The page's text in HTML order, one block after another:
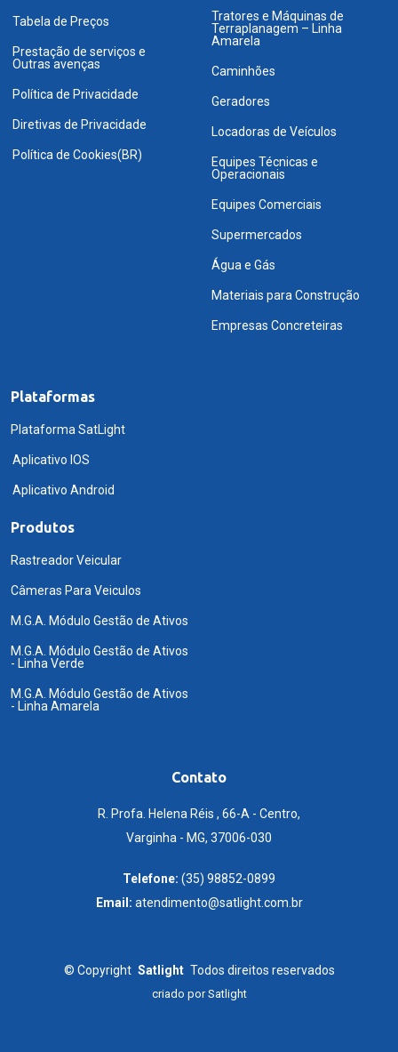
Tabela de Preços
Prestação de serviços e
Outras avenças
Política de Privacidade
Diretivas de Privacidade
Política de Cookies(BR)
Tratores e Máquinas de
Terraplanagem – Linha
Amarela
Caminhões
Geradores
Locadoras de Veículos
Equipes Técnicas e
Operacionais
Equipes Comerciais
Supermercados
Água e Gás
Materiais para Construção
Empresas Concreteiras
Plataformas
Plataforma SatLight
Aplicativo IOS
Aplicativo Android
Produtos
Rastreador Veicular
Câmeras Para Veiculos
M.G.A. Módulo Gestão de Ativos
M.G.A. Módulo Gestão de Ativos
- Linha Verde
M.G.A. Módulo Gestão de Ativos
- Linha Amarela
Contato
R. Profa. Helena Réis , 66-A - Centro,
Varginha - MG, 37006-030
Telefone: (35) 98852-0899
Email: atendimento@satlight.com.br
© Copyright Satlight Todos direitos reservados
criado porSatlight